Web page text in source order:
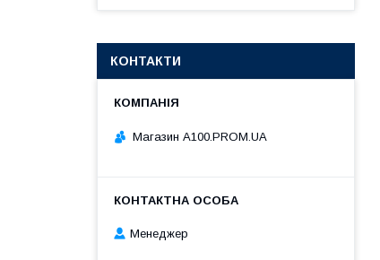
КОНТАКТИ
Магазин A100.PROM.UA
Менеджер